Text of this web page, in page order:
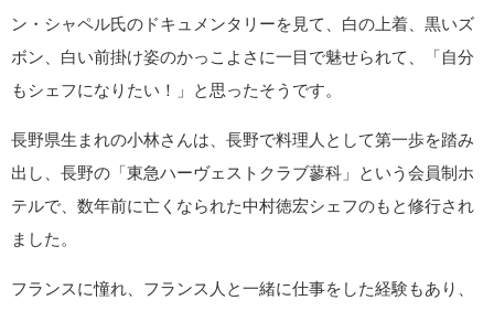
ン・シャペル氏のドキュメンタリーを見て、白の上着、黒いズ
ボン、白い前掛け姿のかっこよさに一目で魅せられて、「自分
もシェフになりたい！」と思ったそうです。
長野県生まれの小林さんは、長野で料理人として第一歩を踏み
出し、長野の「東急ハーヴェストクラブ蓼科」という会員制ホ
テルで、数年前に亡くなられた中村徳宏シェフのもと修行され
ました。
フランスに憧れ、フランス人と一緒に仕事をした経験もあり、